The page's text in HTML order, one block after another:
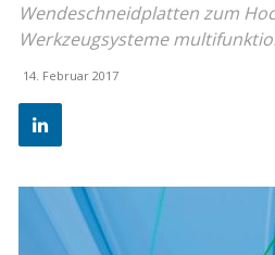
Wendeschneidplatten zum
Werkzeugsysteme
14. Februar 2017